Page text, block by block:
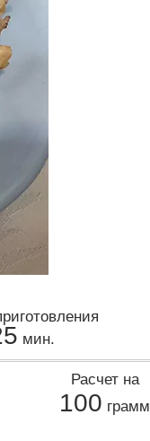
мин.
Расчет на
100 грамм